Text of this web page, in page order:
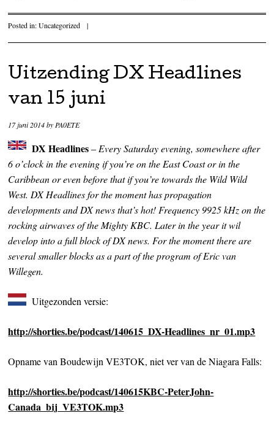
Posted in:Uncategorized |
Uitzending DX Headlines
van 15 juni
17 juni 2014by PA0ETE
DX Headlines– Every Saturday evening, somewhere after
6 o’clock in the evening if you’re on the East Coast or in the
Caribbean or even before that if you’re towards the Wild Wild
West. DX Headlines for the moment has propagation
developments and DX news that’s hot! Frequency 9925 kHz on the
rocking airwaves of the Mighty KBC. Later in the year it wil
develop into a full block of DX news. For the moment there are
several smaller blocks as a part of the program of Eric van
Willegen.
Uitgezonden versie:
http://shorties.be/podcast/140615_DX-Headlines_nr_01.mp3
Opname van Boudewijn VE3TOK, niet ver van de Niagara Falls:
http://shorties.be/podcast/140615KBC-PeterJohn-
Canada_bij_VE3TOK.mp3